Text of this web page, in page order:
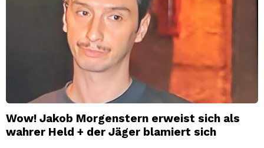
Wow! Jakob Morgenstern erweist sich als
wahrer Held + der Jäger blamiert sich